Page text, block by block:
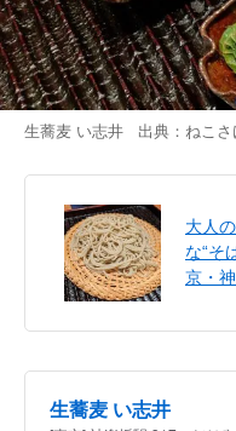
生蕎麦 い志井 出典： ねこさ
大人
な“そ
京・神
生蕎麦 い志井